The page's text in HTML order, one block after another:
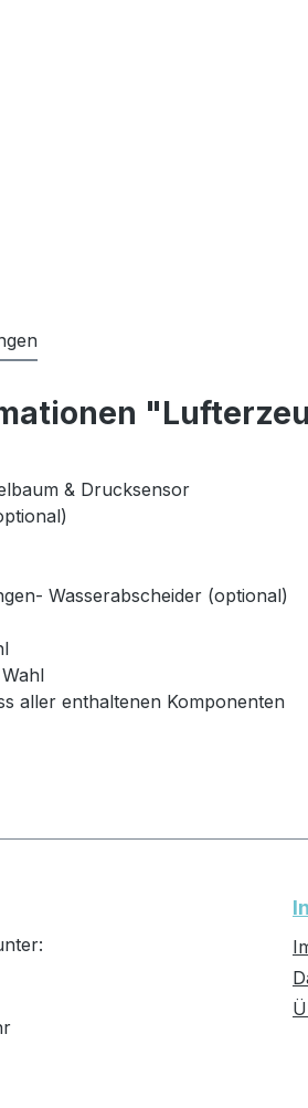
& Drucksensor
Wasserabscheider (optional)
aller enthaltenen Komponenten